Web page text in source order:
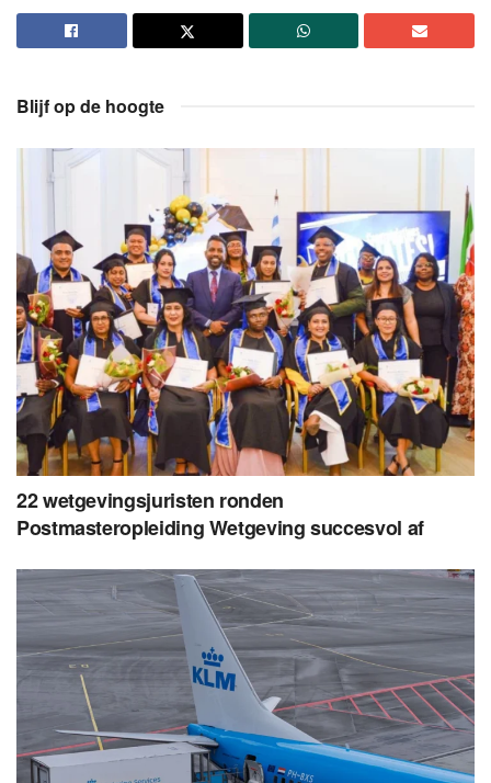
Blijf op de hoogte
22 wetgevingsjuristen ronden
Postmasteropleiding Wetgeving succesvol af